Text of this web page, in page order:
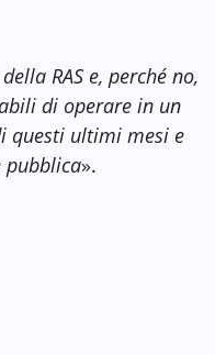
RAS e, perché no,
di operare in un
questi ultimi mesi e
pubblica».